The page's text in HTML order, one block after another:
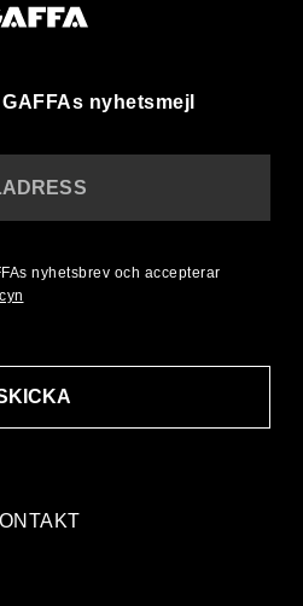
nyhetsmejl
nyhetsbrev och accepterar